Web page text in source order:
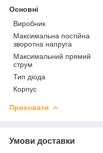
Основні
Виробник
Максимальна постійна
зворотна напруга
Максимальний прямий
струм
Тип діода
Корпус
Приховати
Умови доставки